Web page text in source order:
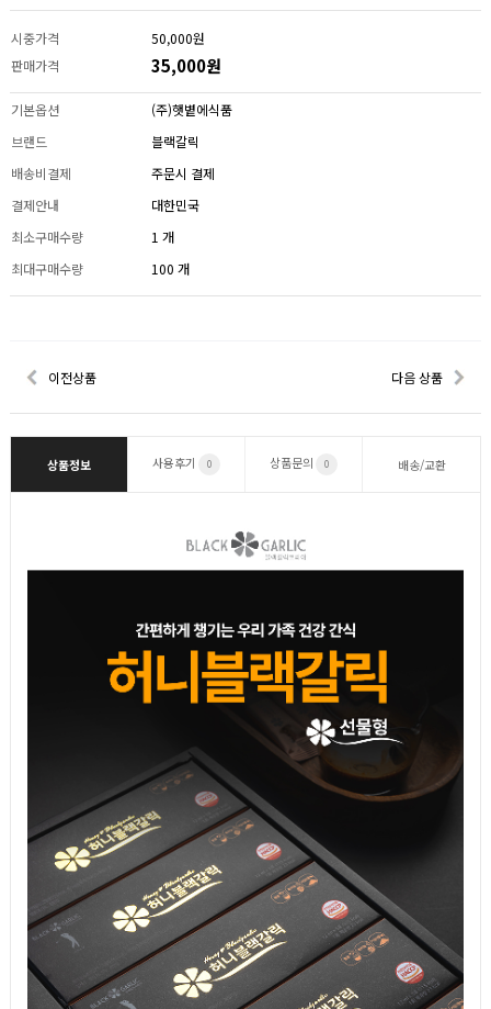
시중가격
50,000원
판매가격
35,000원
기본옵션
(주)햇볕에식품
브랜드
블랙갈릭
배송비결제
주문시 결제
결제안내
대한민국
최소구매수량
1 개
최대구매수량
100 개
이전상품 다음 상품
상품정보 사용후기 0 상품문의 0 배송/교환